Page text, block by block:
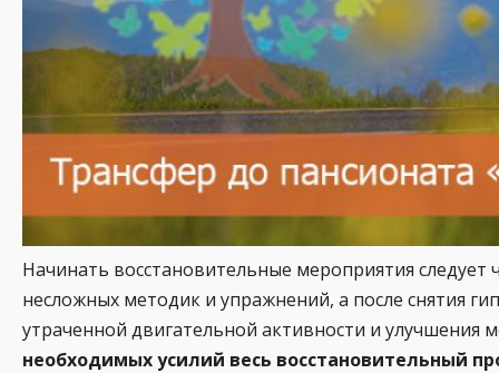
Начинать восстановительные мероприятия следует
несложных методик и упражнений, а после снятия
утраченной двигательной активности и улучшения
необходимых усилий весь восстановительный